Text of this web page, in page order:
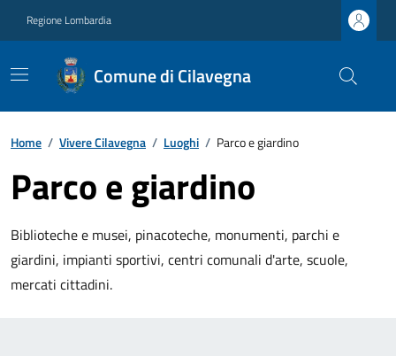
Regione Lombardia
Comune di Cilavegna
Home / Vivere Cilavegna / Luoghi / Parco e giardino
Parco e giardino
Biblioteche e musei, pinacoteche, monumenti, parchi e
giardini, impianti sportivi, centri comunali d'arte, scuole,
mercati cittadini.